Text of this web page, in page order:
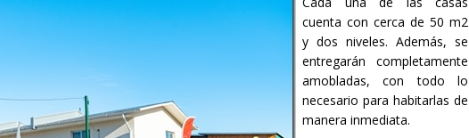
cuenta con cerca de 50 m2
y dos niveles. Además, se
entregarán completamente
amobladas, con todo lo
necesario para habitarlas de
manera inmediata.